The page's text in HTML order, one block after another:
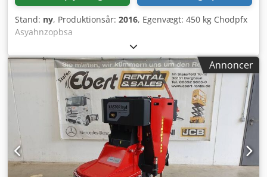
Stand: ny, Produktionsår: 2016, Egenvægt: 450 kg Chodpfx
Asyahnzopbsa
Annoncer